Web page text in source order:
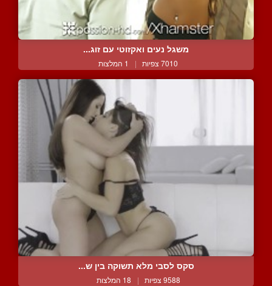
משגל נעים ואקזוטי עם זוג...
7010 צפיות | 1 המלצות
סקס לסבי מלא תשוקה בין ש...
9588 צפיות | 18 המלצות